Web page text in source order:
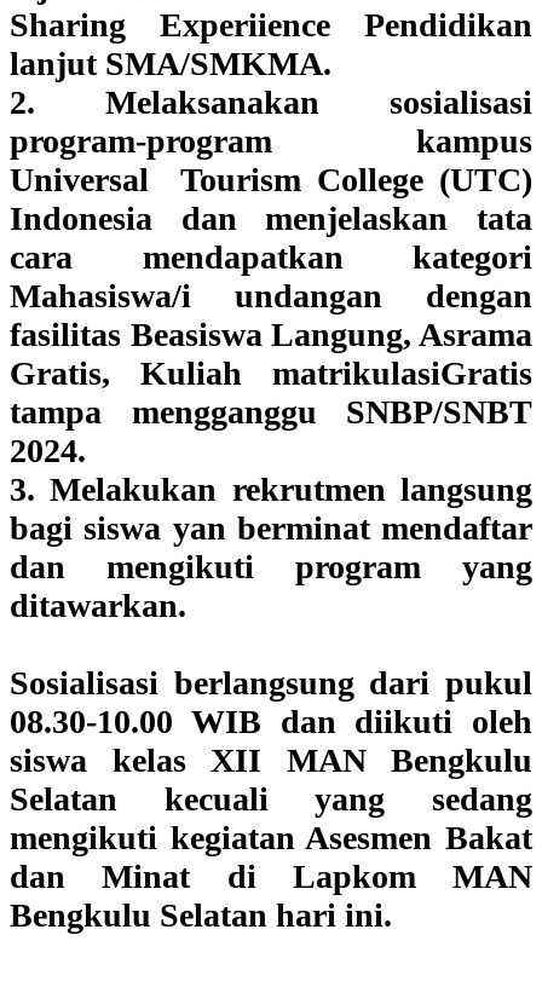
Sharing Experiience Pendidikan
lanjut SMA/SMKMA.
2. Melaksanakan sosialisasi
program-program kampus
Universal Tourism College (UTC)
Indonesia dan menjelaskan tata
cara mendapatkan kategori
Mahasiswa/i undangan dengan
fasilitas Beasiswa Langung, Asrama
Gratis, Kuliah matrikulasiGratis
tampa mengganggu SNBP/SNBT
2024.
3. Melakukan rekrutmen langsung
bagi siswa yan berminat mendaftar
dan mengikuti program yang
ditawarkan.
Sosialisasi berlangsung dari pukul
08.30-10.00 WIB dan diikuti oleh
siswa kelas XII MAN Bengkulu
Selatan kecuali yang sedang
mengikuti kegiatan Asesmen Bakat
dan Minat di Lapkom MAN
Bengkulu Selatan hari ini.